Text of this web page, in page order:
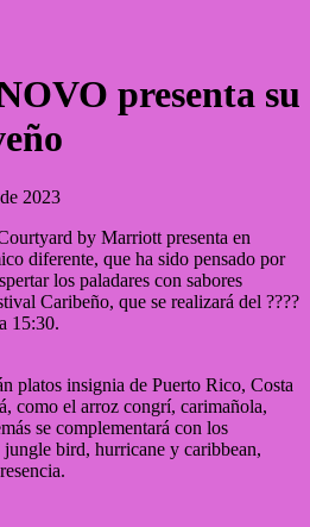
presenta su
2023
by Marriott presenta en
diferente, que ha sido pensado por
los paladares con sabores
Caribeño, que se realizará del ????️
15:30.
platos insignia de Puerto Rico, Costa
como el arroz congrí, carimañola,
se complementará con los
bird, hurricane y caribbean,